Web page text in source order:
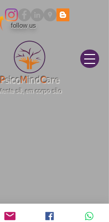
PsicoMindCare
sã, em corpo são
follow us